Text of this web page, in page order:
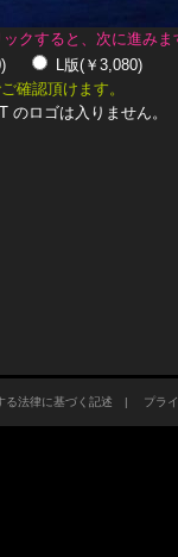
ックすると、次に進みま
L版(￥3,080)
確認頂けます。
のロゴは入りません。
る法律に基づく記述 | プラ